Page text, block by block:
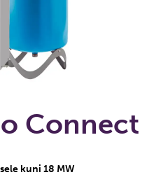
Connect
kuni 18 MW